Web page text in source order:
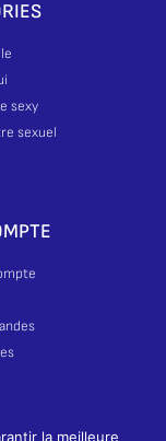
sexy
sexuel
la meilleure